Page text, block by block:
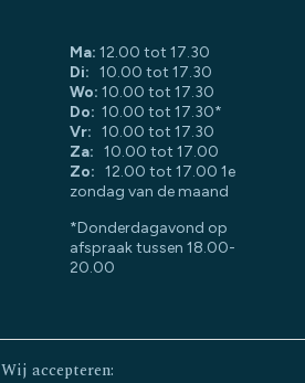
Ma: 12.00 tot 17.30
Di: 10.00 tot 17.30
Wo: 10.00 tot 17.30
Do: 10.00 tot 17.30*
Vr: 10.00 tot 17.30
Za: 10.00 tot 17.00
Zo: 12.00 tot 17.00 1e
zondag van de maand
*Donderdagavond op
afspraak tussen 18.00-
20.00
Wij accepteren: